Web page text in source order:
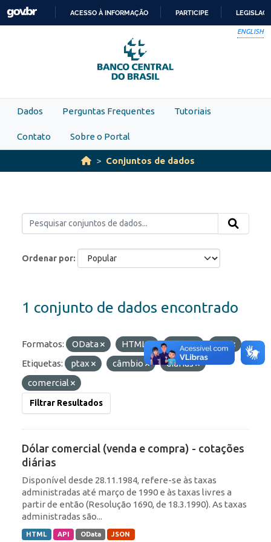
Skip to main content
PARA
O
CONTEÚDO
ACESSO À INFORMAÇÃO PARTICIPE
ENGLISH
Dados Perguntas Frequentes Tutoriais
Contato Sobre o Portal
Conjuntos de dados
Ordenar por
1 conjunto de dados encontrado
Formatos: OData HTML JSON
API
Etiquetas:
ptax câmbio
diárias
comercial
Filtrar Resultados
Dólar comercial (venda e compra) - cotações
diárias
Disponível desde 28.11.1984, refere-se às taxas
administradas até março de 1990 e às taxas livres a
partir de então (Resolução 1690, de 18.3.1990). As taxas
administradas são...
HTML API OData JSON